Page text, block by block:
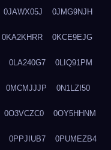
0JAWX05J 0JMG9NJH
0KA2KHRR 0KCE9EJG
0LA240G7 0LIQ91PM
0MCMJJJP 0N1LZI50
0O3VCZC0 0OY5HHNM
0PPJIUB7 0PUMEZB4